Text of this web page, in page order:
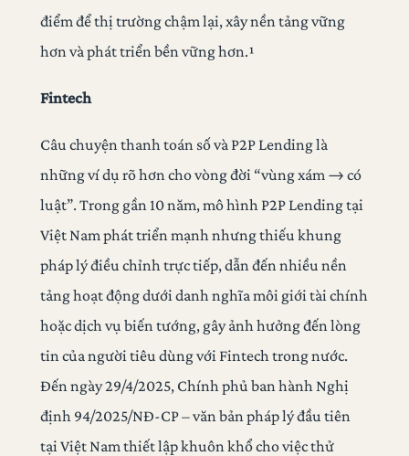
điểm để thị trường chậm lại, xây nền tảng vững
hơn và phát triển bền vững hơn.¹
Fintech
Câu chuyện thanh toán số và P2P Lending là
những ví dụ rõ hơn cho vòng đời “vùng xám → có
luật”. Trong gần 10 năm, mô hình P2P Lending tại
Việt Nam phát triển mạnh nhưng thiếu khung
pháp lý điều chỉnh trực tiếp, dẫn đến nhiều nền
tảng hoạt động dưới danh nghĩa môi giới tài chính
hoặc dịch vụ biến tướng, gây ảnh hưởng đến lòng
tin của người tiêu dùng với Fintech trong nước.
Đến ngày 29/4/2025, Chính phủ ban hành Nghị
định 94/2025/NĐ-CP – văn bản pháp lý đầu tiên
tại Việt Nam thiết lập khuôn khổ cho việc thử